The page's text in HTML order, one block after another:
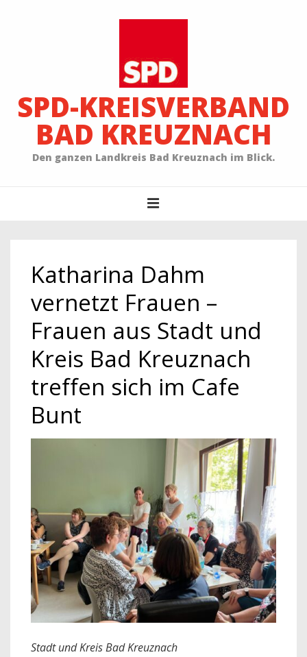
SPD-KREISVERBAND
BAD KREUZNACH
Den ganzen Landkreis Bad Kreuznach im Blick.
Katharina Dahm
vernetzt Frauen –
Frauen aus Stadt und
Kreis Bad Kreuznach
treffen sich im Cafe
Bunt
Stadt und Kreis Bad Kreuznach